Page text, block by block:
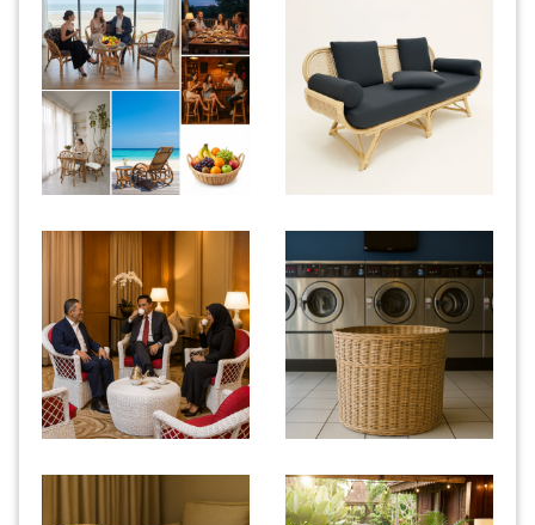
PEMBORONG(2)
PRODUK
DIGITAL(29)
MAKANAN(25)
PERNIAGAAN(41)
KENDERAAN(6)